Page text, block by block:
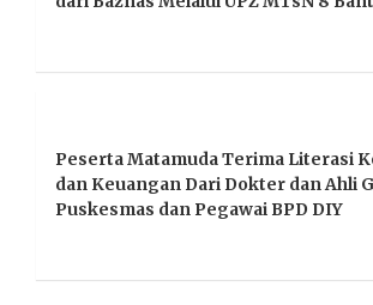
Peserta Matamuda Terima Literasi
dan Keuangan Dari Dokter dan Ahli
Puskesmas dan Pegawai BPD DIY